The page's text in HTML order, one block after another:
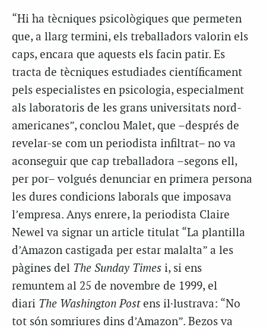
“Hi ha tècniques psicològiques que permeten
que, a llarg termini, els treballadors valorin els
caps, encara que aquests els facin patir. Es
tracta de tècniques estudiades científicament
pels especialistes en psicologia, especialment
als laboratoris de les grans universitats nord-
americanes”, conclou Malet, que –després de
revelar-se com un periodista infiltrat– no va
aconseguir que cap treballadora –segons ell,
per por– volgués denunciar en primera persona
les dures condicions laborals que imposava
l’empresa. Anys enrere, la periodista Claire
Newel va signar un article titulat “La plantilla
d’Amazon castigada per estar malalta” a les
pàgines del The Sunday Times i, si ens
remuntem al 25 de novembre de 1999, el
diari The Washington Postens il·lustrava: “No
tot són somriures dins d’Amazon”. Bezos va